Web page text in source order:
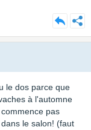
le dos parce que
à l'automne
pas
le salon! (faut